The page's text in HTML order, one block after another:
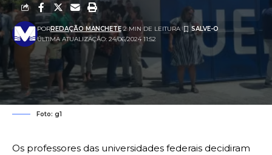
ÚLTIMA ATUALIZAÇÃO: 24/06/2024 11:52
PORREDAÇÃO MANCHETE 2 MIN DE LEITURA
Foto: g1
Os professores das universidades federais decidiram